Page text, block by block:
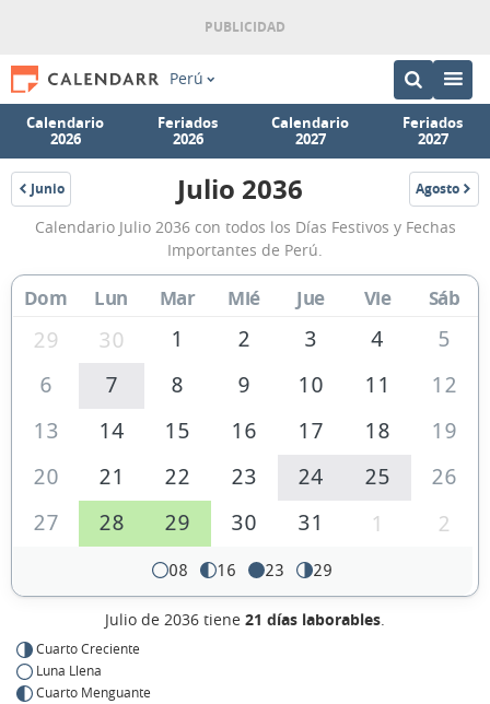
Perú
Calendario
2026
Feriados
2026
Calendario
2027
Feriados
2027
Junio
2036
Calendario
Julio
2036
de
Perú
Julio 2036 Agosto
2036
Calendario Julio 2036 con todos los Días Festivos y Fechas
Importantes de Perú.
Dom Lun Mar Mié Jue Vie Sáb
29 30 1 2 3 4
5
6
7 8 9 10 11
12
13
14 15 16 17 18
19
20
21 22 23 24 25
26
27
28 29 30 31 1 2
08 16 23 29
Julio de 2036 tiene 21 días laborables.
Cuarto Creciente
Luna Llena
Cuarto Menguante